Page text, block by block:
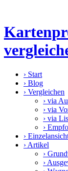
› Start
› Blog
› Vergleichen
› via
› via
› via
›
›
› Artikel
›
›